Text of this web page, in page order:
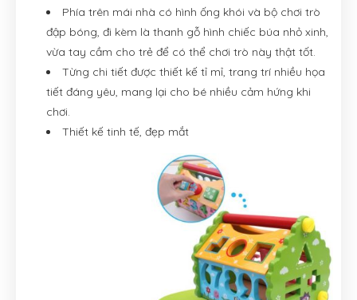
Phía trên mái nhà có hình ống khói và bộ chơi trò
đập bóng, đi kèm là thanh gỗ hình chiếc búa nhỏ xinh,
vừa tay cầm cho trẻ để có thể chơi trò này thật tốt.
Từng chi tiết được thiết kế tỉ mỉ, trang trí nhiều họa
tiết đáng yêu, mang lại cho bé nhiều cảm hứng khi
chơi.
Thiết kế tinh tế, đẹp mắt